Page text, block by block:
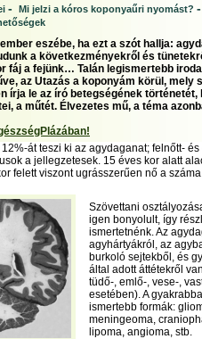
- Mi jelzi a kóros koponyaűri nyomást? -
eszébe, ha ezt a szót hallja:
a következményekről és
fáj a fejünk… Talán legismertebb
az Utazás a koponyám körül, mely
írja le az író betegségének
a műtét. Élvezetes mű, a téma
át teszi ki az agydaganat; felnőtt-
a jellegzetesek. 15 éves kor alatt
felett viszont ugrásszerűen nő a
Szövettani
igen bonyolult, így
ismertetnénk. Az
agyhártyákról, az
burkoló sejtekből, és
által adott áttétekről
tüdő-, emlő-, vese-,
esetében). A
ismertebb formák:
meningeoma,
lipoma, angioma, stb.